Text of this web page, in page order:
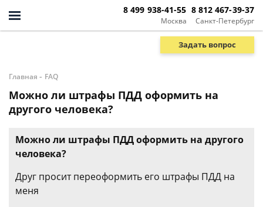
Москва
8 499 938-41-55
Санкт-Петербург
8 812 467-39-37
Задать вопрос
Главная - FAQ
Можно ли штрафы ПДД оформить на
другого человека?
Можно ли штрафы ПДД оформить на другого
человека?
Друг просит переоформить его штрафы ПДД на
меня